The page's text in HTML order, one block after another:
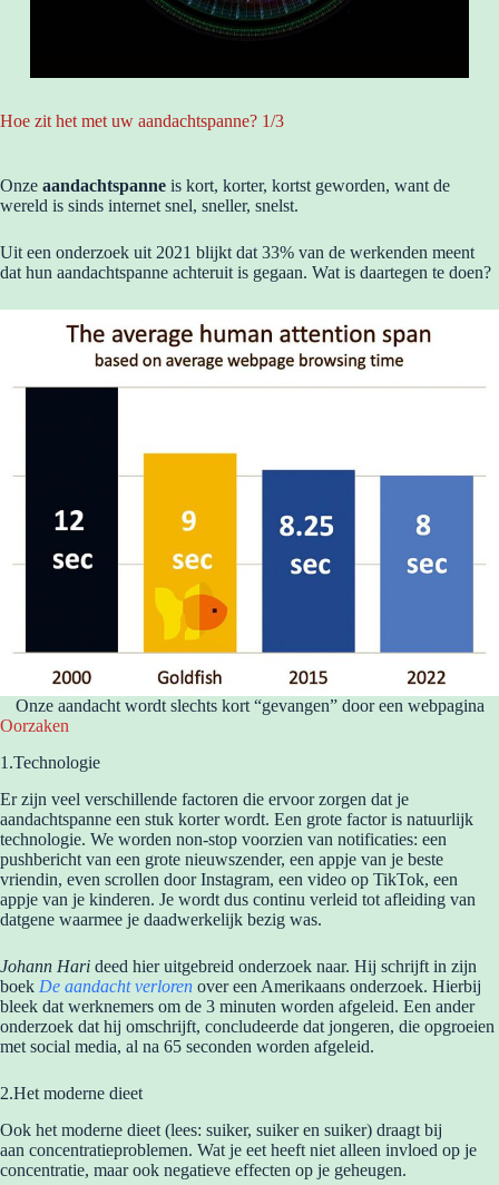
Hoe zit het met uw aandachtspanne? 1/3
Onze aandachtspanne is kort, korter, kortst geworden, want de
wereld is sinds internet snel, sneller, snelst.
Uit een onderzoek uit 2021 blijkt dat 33% van de werkenden meent
dat hun aandachtspanne achteruit is gegaan. Wat is daartegen te doen?
Onze aandacht wordt slechts kort “gevangen” door een webpagina
Oorzaken
1.Technologie
Er zijn veel verschillende factoren die ervoor zorgen dat je
aandachtspanne een stuk korter wordt. Een grote factor is natuurlijk
technologie. We worden non-stop voorzien van notificaties: een
pushbericht van een grote nieuwszender, een appje van je beste
vriendin, even scrollen door Instagram, een video op TikTok, een
appje van je kinderen. Je wordt dus continu verleid tot afleiding van
datgene waarmee je daadwerkelijk bezig was.
Johann Hari deed hier uitgebreid onderzoek naar. Hij schrijft in zijn
boek De aandacht verloren over een Amerikaans onderzoek. Hierbij
bleek dat werknemers om de 3 minuten worden afgeleid. Een ander
onderzoek dat hij omschrijft, concludeerde dat jongeren, die opgroeien
met social media, al na 65 seconden worden afgeleid.
2.Het moderne dieet
Ook het moderne dieet (lees: suiker, suiker en suiker) draagt bij
aan concentratieproblemen. Wat je eet heeft niet alleen invloed op je
concentratie, maar ook negatieve effecten op je geheugen.